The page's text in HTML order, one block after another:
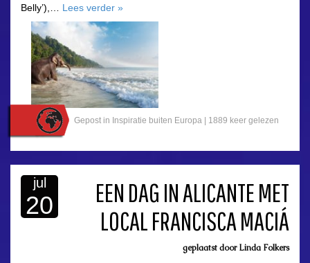
Belly’),… Lees verder »
Gepost in Inspiratie buiten Europa | 1889 keer gelezen
jul
20
EEN DAG IN ALICANTE MET
LOCAL FRANCISCA MACIÁ
geplaatst doorLinda Folkers